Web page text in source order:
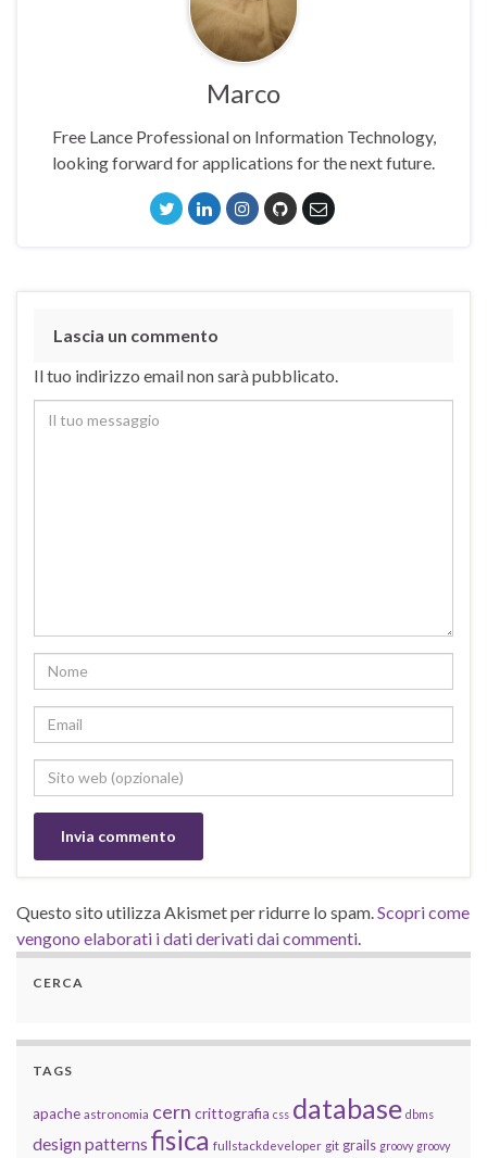
Marco
Free Lance Professional on Information Technology,
looking forward for applications for the next future.
Lascia un commento
Il tuo indirizzo email non sarà pubblicato.
Questo sito utilizza Akismet per ridurre lo spam.Scopri come
vengono elaborati i dati derivati dai commenti.
CERCA
TAGS
apache astronomia cern crittografia css database dbms
design patterns fisica fullstackdeveloper git grails groovy groovy